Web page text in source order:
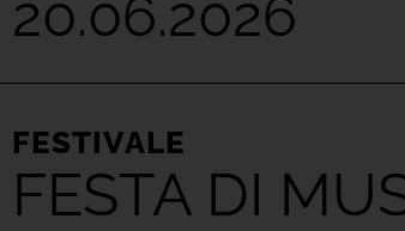
20.06.2026
FESTIVALE
FESTA DI